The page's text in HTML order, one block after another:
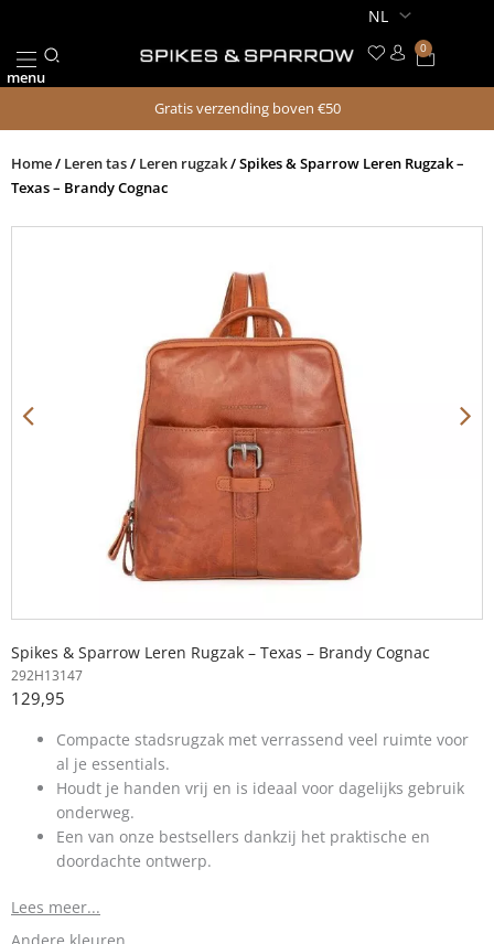
de
inhoud
menu
0
Gratis verzending boven €50
Home/ Leren tas/ Leren rugzak/ Spikes & Sparrow Leren Rugzak –
Texas – Brandy Cognac
Spikes & Sparrow Leren Rugzak – Texas – Brandy Cognac
292H13147
129,95
Compacte stadsrugzak met verrassend veel ruimte voor
al je essentials.
Houdt je handen vrij en is ideaal voor dagelijks gebruik
onderweg.
Een van onze bestsellers dankzij het praktische en
doordachte ontwerp.
Lees meer...